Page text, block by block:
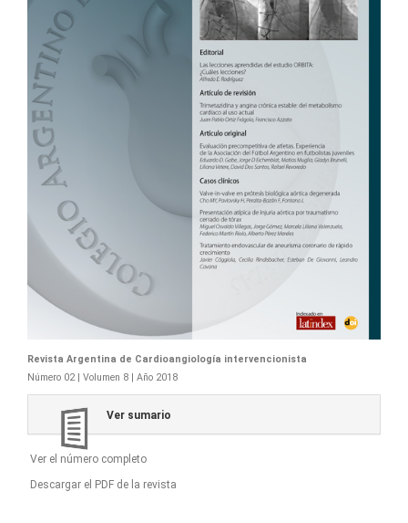
Revista Argentina de Cardioangiología intervencionista
Número 02 | Volumen 8 | Año 2018
Ver sumario
Ver el número completo
Descargar el PDF de la revista